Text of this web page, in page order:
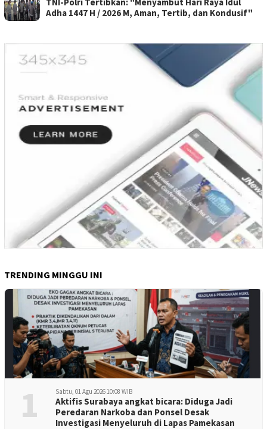
Adha 1447 H / 2026 M, Aman, Tertib, dan Kondusif"
TRENDING MINGGU INI
1 Sabtu, 01 Agu 2026 10:08 WIB
Aktifis Surabaya angkat bicara: Diduga Jadi
Peredaran Narkoba dan Ponsel Desak
Investigasi Menyeluruh di Lapas Pamekasan